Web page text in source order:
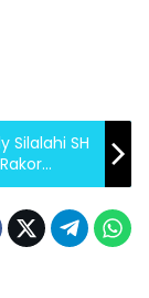
Silalahi SH
2025 dan